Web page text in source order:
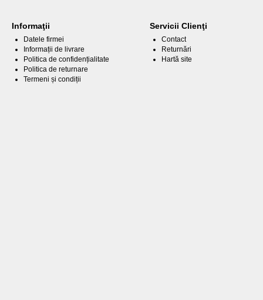
Informaţii
Datele firmei
Informații de livrare
Politica de confidențialitate
Politica de returnare
Termeni și condiții
Servicii Clienţi
Contact
Returnări
Hartă site